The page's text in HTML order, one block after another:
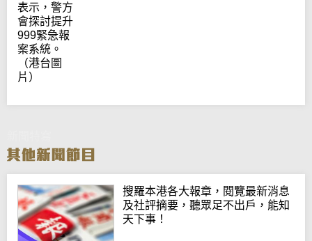
表示，警方
會探討提升
999緊急報
案系統。
（港台圖
片）
搜羅本港各大報章，閱覽最新消息
及社評摘要，聽眾足不出戶，能知
天下事！